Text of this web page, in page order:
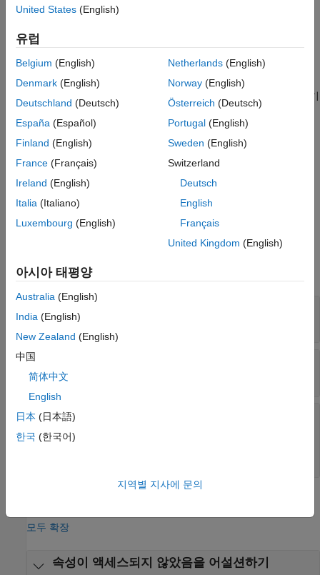
대안
참고 항목
assertNotAccessed(testcase
예제
assertNotAccessed( behavior,diagnostic
의 진단 정보를 가설 검정에 연결합니다. 테스트 실행기
구성에 따라 테스트 프레임워크는 가설 검정이 통과 또는 실패일
때 진단을 표시할 수 있습니다. 기본적으로 프레임워크는 가설
검정이 실패일 때만 진단을 표시합니다. 테스트 실행기를 사용자
DiagnosticsOutputPlugin
이벤트 진단을 모두 표시합니다.
모두 확장
matlab.mock.TestCase
matlab.mock.PropertyBehavior
diagnostic
string형 배열
matlab.automation.diagnostics.Diagnostic
모두 확장
속성이 액세스되지 않았음을 어설션하기
United States (English)
유럽
Belgium (English)
Denmark (English)
Deutschland (Deutsch)
España (Español)
Finland (English)
France (Français)
Ireland (English)
Italia (Italiano)
Luxembourg (English)
Netherlands(English)
Norway(English)
Österreich (Deutsch)
Portugal(English)
Sweden (English)
Switzerland
Deutsch
English
Français
United Kingdom (English)
아시아 태평양
Australia (English)
India (English)
New Zealand (English)
中国
简体中文
English
日本 (日本語)
한국 (한국어)
지역별 지사에 문의